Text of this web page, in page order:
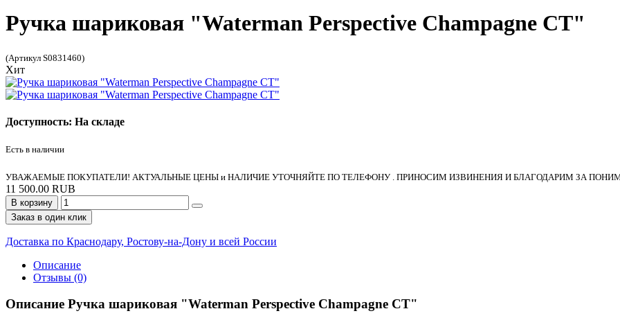
Ручка шариковая "Waterman Perspective Champagne CT"
(Артикул S0831460)
Хит
Доступность: На складе
Есть в наличии
УВАЖАЕМЫЕ ПОКУПАТЕЛИ! АКТУАЛЬНЫЕ ЦЕНЫ и НАЛИЧИЕ УТОЧНЯЙТЕ ПО ТЕЛЕФОНУ . ПРИНОСИМ ИЗВИНЕНИЯ И БЛАГОДАРИМ ЗА
11 500.00 RUB
В корзину
Заказ в один клик
Доставка по Краснодару, Ростову-на-Дону и всей России
Описание
Отзывы (0)
Описание Ручка шариковая "Waterman Perspective Champagne CT"